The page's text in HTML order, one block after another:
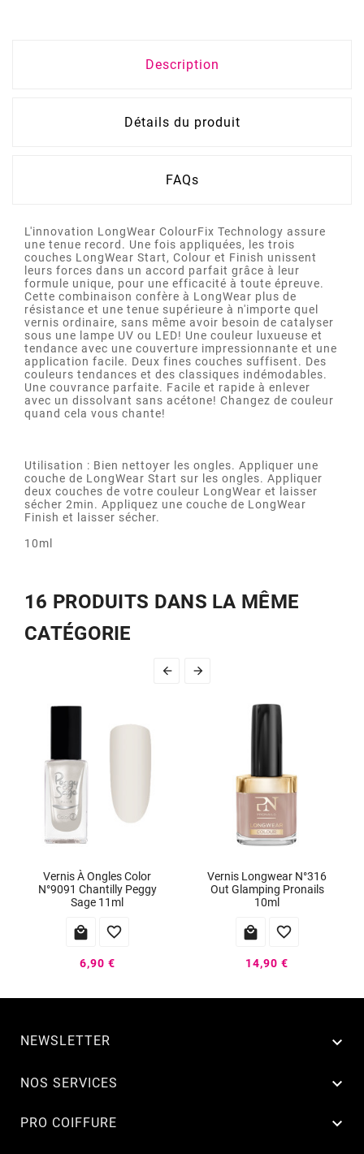
Description
Détails du produit
FAQs
L'innovation LongWear ColourFix Technology assure
une tenue record. Une fois appliquées, les trois
couches LongWear Start, Colour et Finish unissent
leurs forces dans un accord parfait grâce à leur
formule unique, pour une efficacité à toute épreuve.
Cette combinaison confère à LongWear plus de
résistance et une tenue supérieure à n'importe quel
vernis ordinaire, sans même avoir besoin de catalyser
sous une lampe UV ou LED! Une couleur luxueuse et
tendance avec une couverture impressionnante et une
application facile. Deux fines couches suffisent. Des
couleurs tendances et des classiques indémodables.
Une couvrance parfaite. Facile et rapide à enlever
avec un dissolvant sans acétone! Changez de couleur
quand cela vous chante!
Utilisation : Bien nettoyer les ongles. Appliquer une
couche de LongWear Start sur les ongles. Appliquer
deux couches de votre couleur LongWear et laisser
sécher 2min. Appliquez une couche de LongWear
Finish et laisser sécher.
10ml
16 PRODUITS DANS LA MÊME
CATÉGORIE
 
Vernis À Ongles Color
N°9091 Chantilly Peggy
Sage 11ml
 
6,90 €
Vernis Longwear N°316
Out Glamping Pronails
10ml
 
14,90 €
NEWSLETTER 
NOS SERVICES 
PRO COIFFURE 